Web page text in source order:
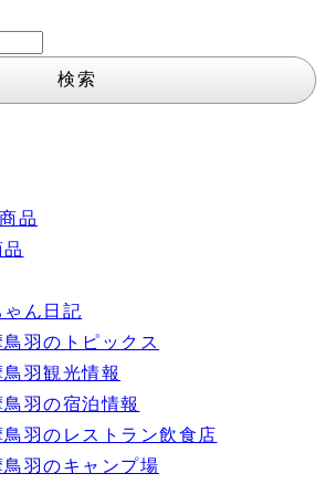
品
ん日記
羽のトピックス
羽観光情報
羽の宿泊情報
羽のレストラン飲食店
羽のキャンプ場